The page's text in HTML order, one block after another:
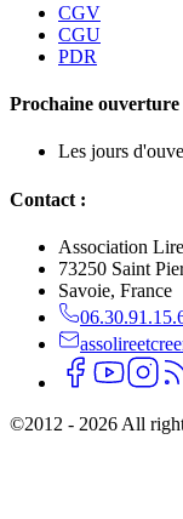
CGV
CGU
PDR
Prochaine ouverture
Les jours
Contact :
Association
73250 Saint
Savoie, France
©2012 - 2026 All